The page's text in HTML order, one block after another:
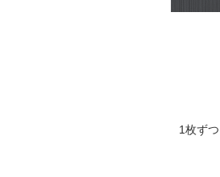
1枚ず